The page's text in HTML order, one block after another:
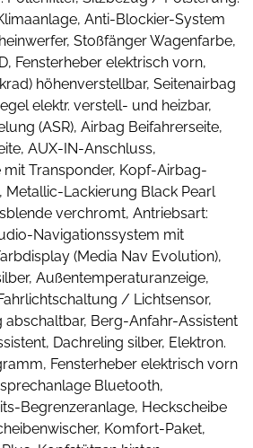
Anti-Blockier-System
Stoßfänger Wagenfarbe,
Fensterheber elektrisch vorn,
höhenverstellbar, Seitenairbag
elektr. verstell- und heizbar,
(ASR), Airbag Beifahrerseite,
AUX-IN-Anschluss,
Transponder, Kopf-Airbag-
Metallic-Lackierung Black Pearl
verchromt, Antriebsart:
Navigationssystem mit
(Media Nav Evolution),
Außentemperaturanzeige,
/ Lichtsensor,
abschaltbar, Berg-Anfahr-Assistent
Dachreling silber, Elektron.
Fensterheber elektrisch vorn
Bluetooth,
Begrenzeranlage, Heckscheibe
Komfort-Paket,